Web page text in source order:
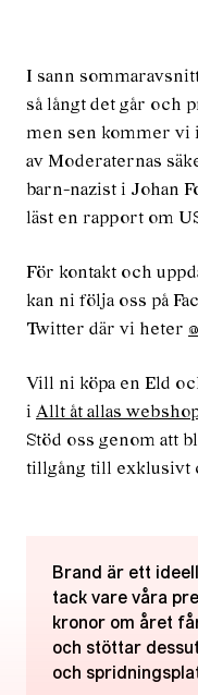
I sann
så långt det går och
men sen kommer vi
av Moderaternas
barn-nazist i Johan
läst en rapport om
För kontakt och
kan ni följa oss på
Twitter där vi heter
Vill ni köpa en Eld
i Allt åt allas
Stöd oss genom att
tillgång till exklusivt
Brand är ett
tack vare våra
kronor om året
och stöttar
och